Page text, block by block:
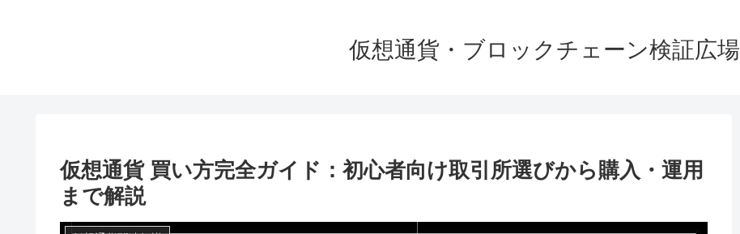
仮想通貨・ブロックチェーン検証広場
仮想通貨 買い方完全ガイド：初心者向け取引所選びから購入・運用
まで解説